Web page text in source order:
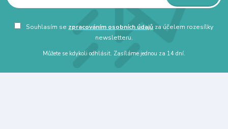
Souhlasím se zpracováním osobních údajů za účelem rozesílky
newsletteru.
Můžete se kdykoli odhlásit. Zasíláme jednou za 14 dní.